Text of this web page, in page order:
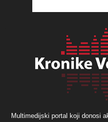
Multimedijski portal koji donosi